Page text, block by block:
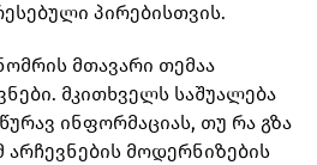
პირებისთვის.
მთავარი თემაა
მკითხველს საშუალება
ინფორმაციას, თუ რა გზა
მოდერნიზების